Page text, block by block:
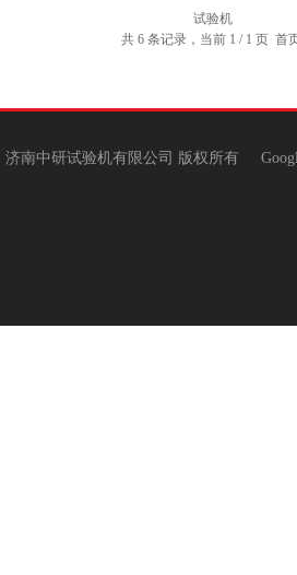
共 6 条记录，当前 1 / 1 页
济南中研试验机有限公司 版权所有